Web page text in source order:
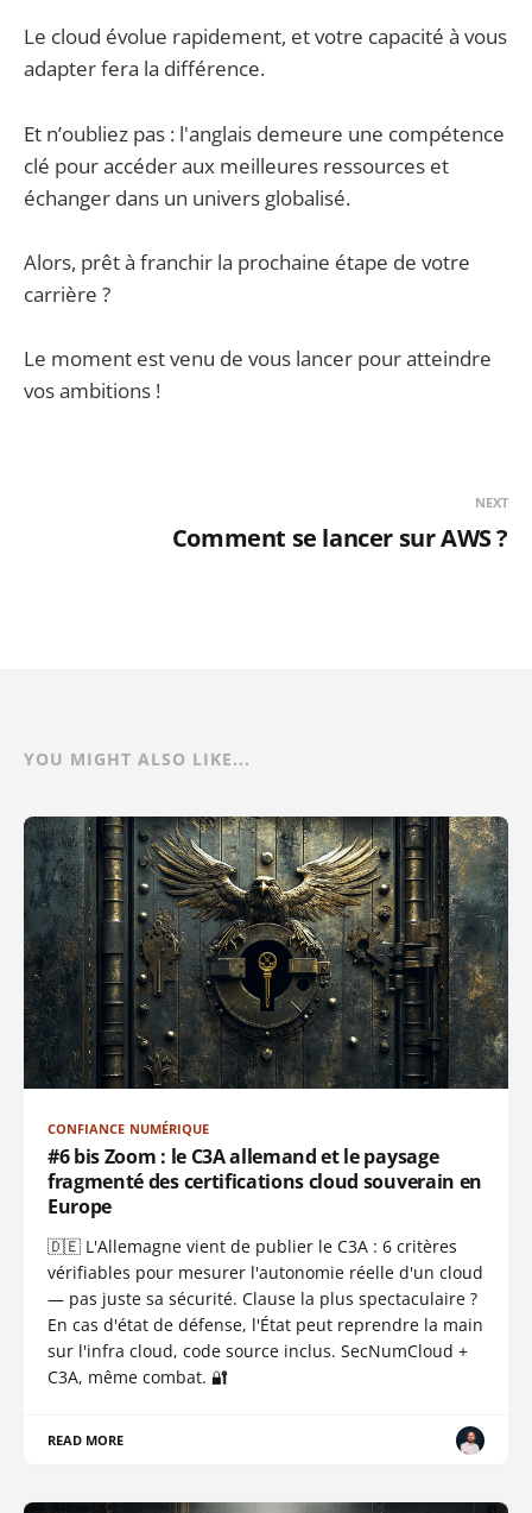
Le cloud évolue rapidement, et votre capacité à vous
adapter fera la différence.
Et n’oubliez pas : l'anglais demeure une compétence
clé pour accéder aux meilleures ressources et
échanger dans un univers globalisé.
Alors, prêt à franchir la prochaine étape de votre
carrière ?
Le moment est venu de vous lancer pour atteindre
vos ambitions !
NEXT
Comment se lancer sur AWS ?
YOU MIGHT ALSO LIKE...
CONFIANCE NUMÉRIQUE
#6 bis Zoom : le C3A allemand et le paysage
fragmenté des certifications cloud souverain en
Europe
🇩🇪 L'Allemagne vient de publier le C3A : 6 critères
vérifiables pour mesurer l'autonomie réelle d'un cloud
— pas juste sa sécurité. Clause la plus spectaculaire ?
En cas d'état de défense, l'État peut reprendre la main
sur l'infra cloud, code source inclus. SecNumCloud +
C3A, même combat. 🔐
READ MORE